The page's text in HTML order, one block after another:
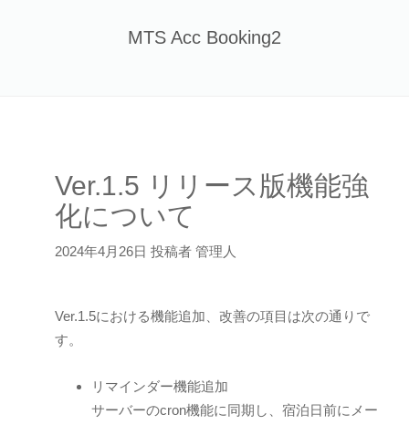
MTS Acc Booking2
Ver.1.5 リリース版機能強
化について
2024年4月26日 投稿者 管理人
Ver.1.5における機能追加、改善の項目は次の通りで
す。
リマインダー機能追加
サーバーのcron機能に同期し、宿泊日前にメー